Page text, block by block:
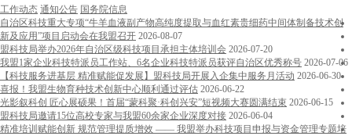
工作动态 通知公告 国务院信息
自治区科技重大专项“牛羊血液副产物高纯度提取与血红素贵细药中间体制备技术创
新及应用”项目启动会在我盟召开 2026-08-07
盟科技局举办2026年自治区级科技项目承担主体培训会 2026-07-20
我盟1家企业科技特派员工作站、6名企业科技特派员获评自治区优秀称号 2026-07-06
【科技服务进基层 精准赋能促发展】盟科技局开展入企集中服务月活动 2026-06-30
喜报！我盟生物育种技术创新中心顺利通过评估 2026-06-22
光影叙科创 匠心展硕果！首届“蒙科聚·科创兴安”短视频大赛圆满结束 2026-06-15
盟科技局邀请15位高校专家与我盟60余家企业深度对接 2026-06-04
精准培训赋能创新 规范管理提质增效 —— 我盟举办科技项目申报与资金管理专题培